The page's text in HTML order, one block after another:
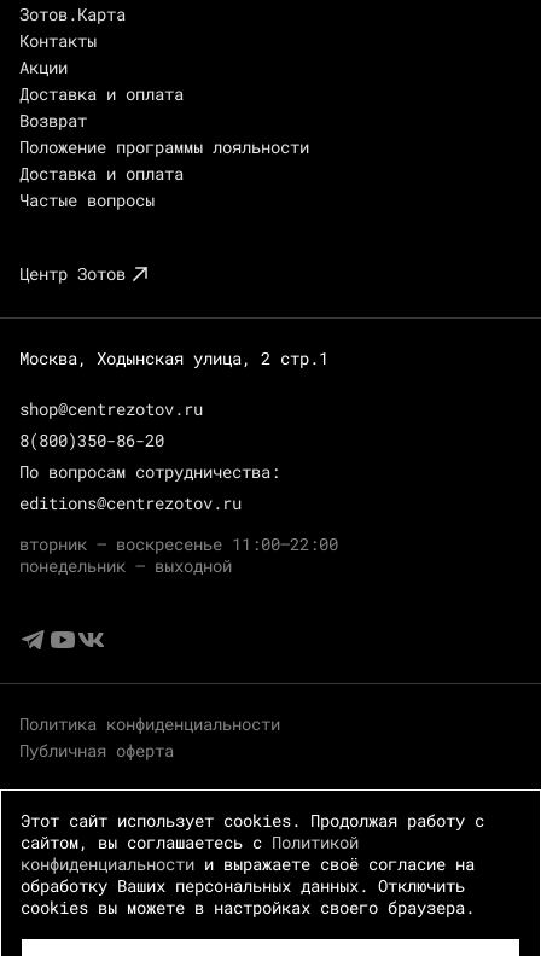
Зотов.Карта
Контакты
Акции
Доставка и оплата
Возврат
Положение программы лояльности
Доставка и оплата
Частые вопросы
Центр Зотов
Москва, Ходынская улица, 2 стр.1
shop@centrezotov.ru
8(800)350-86-20
По вопросам сотрудничества:
editions@centrezotov.ru
вторник — воскресенье 11:00–22:00
понедельник — выходной
Политика конфиденциальности
Публичная оферта
© 2026 Центр Зотов · Все права защищены
Этот сайт использует cookies. Продолжая работу с
сайтом, вы соглашаетесь с Политикой
конфиденциальности и выражаете своё согласие на
обработку Ваших персональных данных. Отключить
cookies вы можете в настройках своего браузера.